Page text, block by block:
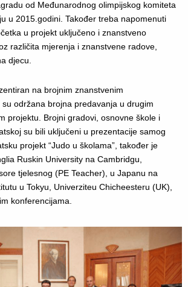
od Međunarodnog olimpijskog komiteta
u 2015.godini. Također treba napomenuti
u projekt uključeno i znanstveno
različita mjerenja i znanstvene radove,
djecu.
na brojnim znanstvenim
su održana brojna predavanja u drugim
projektu. Brojni gradovi, osnovne škole i
su bili uključeni u prezentacije samog
projekt “Judo u školama”, također je
Ruskin University na Cambridgu,
tjelesnog (PE Teacher), u Japanu na
u Tokyu, Univerziteu Chicheesteru (UK),
konferencijama.